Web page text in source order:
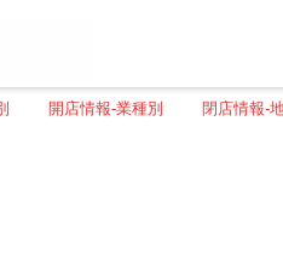
開店情報-業種別 閉店情報-